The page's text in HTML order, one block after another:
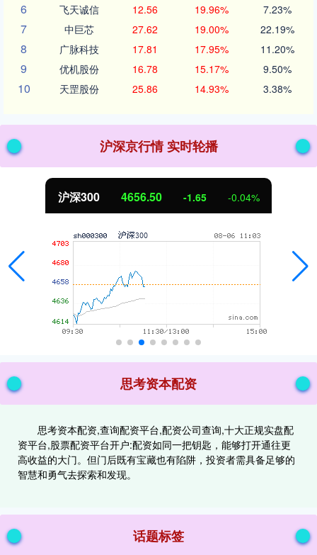
6 飞天诚信 12.56 19.96% 7.23%
7 中巨芯 27.62 19.00% 22.19%
8 广脉科技 17.81 17.95% 11.20%
9 优机股份 16.78 15.17% 9.50%
10 天罡股份 25.86 14.93% 3.38%
沪深京行情 实时轮播
沪深300 4656.50 -1.65 -0.04%
思考资本配资
思考资本配资,查询配资平台,配资公司查询,十大正规实盘配
资平台,股票配资平台开户:配资如同一把钥匙，能够打开通往更
高收益的大门。但门后既有宝藏也有陷阱，投资者需具备足够的
智慧和勇气去探索和发现。
话题标签